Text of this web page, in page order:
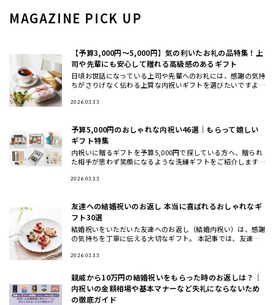
MAGAZINE PICK UP
【予算3,000円〜5,000円】気の利いたお礼の品特集！上
司や先輩にも安心して贈れる高級感のあるギフト
日頃お世話になっている上司や先輩へのお礼には、感謝の気持
ちがさりげなく伝わる上質な内祝いギフトを選びたいですよ
お返し」
2026.03.13
予算5,000円のおしゃれな内祝い46選｜もらって嬉しい
ギフト特集
内祝いに贈るギフトを予算5,000円で探している方へ、贈られ
た相手が思わず笑顔になるような洗練ギフトをご紹介します。
た。 こ
2026.03.13
友達への結婚祝いのお返し 本当に喜ばれるおしゃれなギ
フト30選
結婚祝いをいただいた友達へのお返し（結婚内祝い）は、感謝
の気持ちを丁寧に伝える大切なギフト。 本記事では、友達へ
に喜ばれるお
2026.03.13
親戚から10万円の結婚祝いをもらった時のお返しは？｜
内祝いの金額相場や基本マナーなど失礼にならないため
の徹底ガイド